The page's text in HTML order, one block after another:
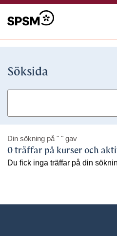
Söksida
Din sökning på " " gav
0 träffar på kurser och
Du fick inga träffar på din